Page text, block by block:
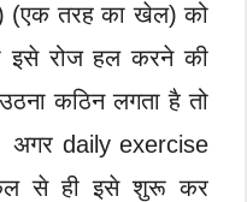
(एक तरह का खेल) को
इसे रोज हल करने की
कठिन लगता है तो
अगर daily exercise
से ही इसे शुरू कर